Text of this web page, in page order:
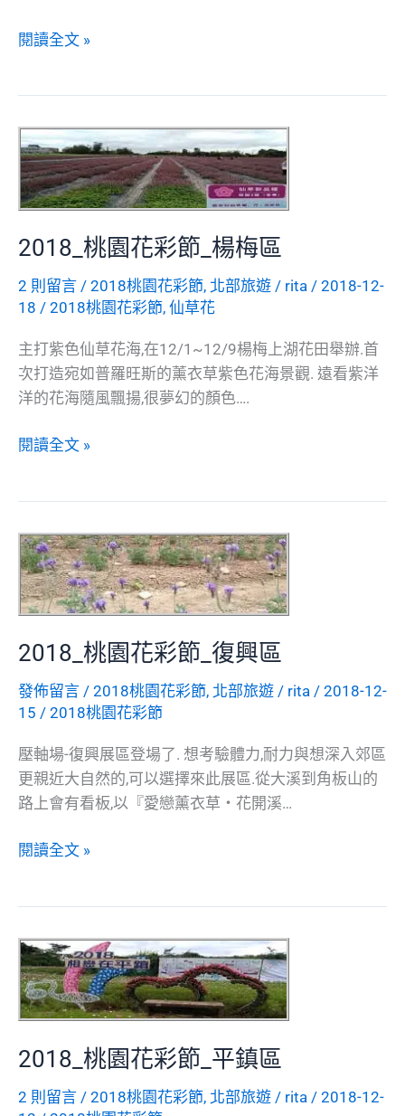
2018_
彩
節
_
龍
區
閱讀全文 »
2018_桃園花彩節_楊梅區
2 則留言 / 2018桃園花彩節, 北部旅遊 / rita / 2018-12-
18 / 2018桃園花彩節, 仙草花
主打紫色仙草花海,在12/1~12/9楊梅上湖花田舉辦.首
次打造宛如普羅旺斯的薰衣草紫色花海景觀. 遠看紫洋
洋的花海隨風飄揚,很夢幻的顏色….
2018_
彩
節
_
楊
梅
區
閱讀全文 »
2018_桃園花彩節_復興區
發佈留言 / 2018桃園花彩節, 北部旅遊 / rita / 2018-12-
15 / 2018桃園花彩節
壓軸場-復興展區登場了. 想考驗體力,耐力與想深入郊區
更親近大自然的,可以選擇來此展區.從大溪到角板山的
路上會有看板,以『愛戀薰衣草‧花開溪…
2018_
彩
節
_
復
區
閱讀全文 »
2018_桃園花彩節_平鎮區
2 則留言 / 2018桃園花彩節, 北部旅遊 / rita / 2018-12-